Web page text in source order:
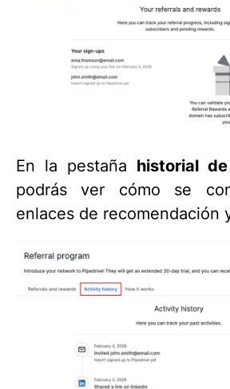
En la pestaña historial
podrás ver cómo se
enlaces de recomendación